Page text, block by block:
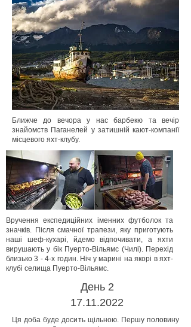
Ближче до вечора у нас барбекю та вечір
знайомств Паганелей у затишній кают-компанії
місцевого яхт-клубу.
Вручення експедиційних іменних футболок та
значків. Після смачної трапези, яку приготують
наші шеф-кухарі, йдемо відпочивати, а яхти
вирушають у бік Пуерто-Вільямс (Чилі). Перехід
близько 3 - 4-х годин. Ніч у марині на якорі в яхт-
клубі селища Пуерто-Вільямс.
День 2
17.11.2022
Ця доба буде досить щільною. Першу половину